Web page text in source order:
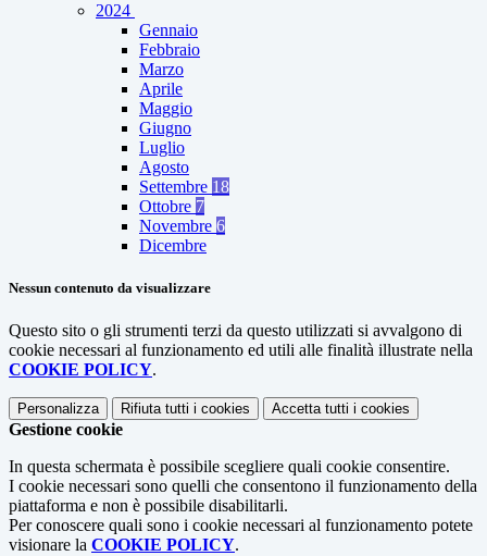
2024
Gennaio
Febbraio
Marzo
Aprile
Maggio
Giugno
Luglio
Agosto
Settembre 18
Ottobre 7
Novembre 6
Dicembre
Nessun contenuto da visualizzare
Questo sito o gli strumenti terzi da questo utilizzati si avvalgono di
cookie necessari al funzionamento ed utili alle finalità illustrate nella
COOKIE POLICY.
Personalizza Rifiuta tutti i cookies Accetta tutti i cookies
Gestione cookie
In questa schermata è possibile scegliere quali cookie consentire.
I cookie necessari sono quelli che consentono il funzionamento della
piattaforma e non è possibile disabilitarli.
Per conoscere quali sono i cookie necessari al funzionamento potete
visionare la COOKIE POLICY.